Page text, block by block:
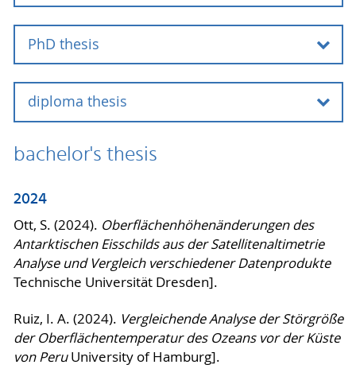
2023
2020
2019
2024
2023
2021
2020
2019
PhD thesis
2024
2022
2020
diploma thesis
2013
2012
2011
bachelor's thesis
2024
Ott, S. (2024). Oberflächenhöhenänderungen des
Antarktischen Eisschilds aus der Satellitenaltimetrie
Analyse und Vergleich verschiedener Datenprodukte
Technische Universität Dresden].
Ruiz, I. A. (2024). Vergleichende Analyse der Störgröße
der Oberflächentemperatur des Ozeans vor der Küste
von PeruUniversity of Hamburg].